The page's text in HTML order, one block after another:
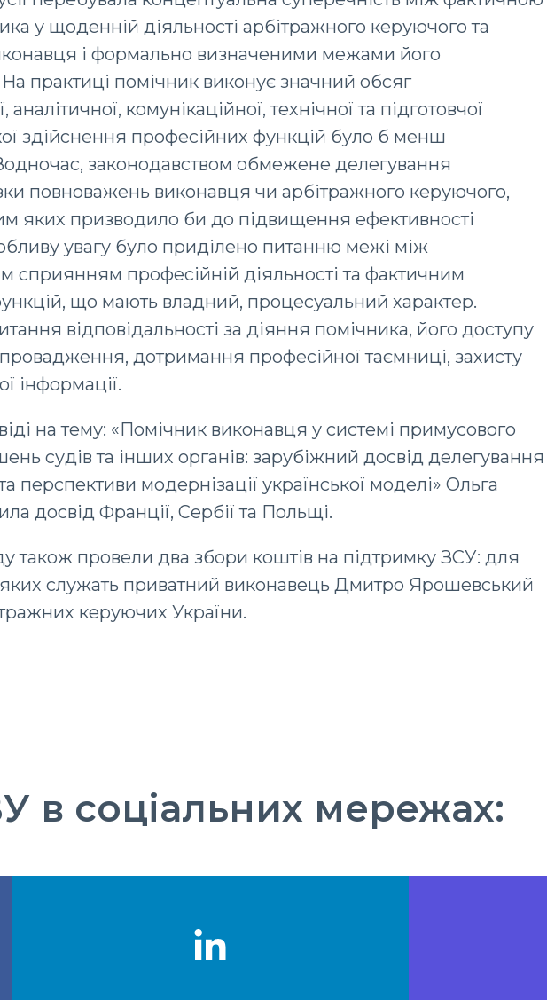
у щоденній діяльності арбітражного керуючого та
і формально визначеними межами його
практиці помічник виконує значний обсяг
аналітичної, комунікаційної, технічної та підготовчої
здійснення професійних функцій було б менш
законодавством обмежене делегування
повноважень виконавця чи арбітражного керуючого,
яких призводило би до підвищення ефективності
увагу було приділено питанню межі між
сприянням професійній діяльності та фактичним
що мають владний, процесуальний характер.
відповідальності за діяння помічника, його доступу
провадження, дотримання професійної таємниці, захисту
інформації.
на тему: «Помічник виконавця у системі примусового
судів та інших органів: зарубіжний досвід делегування
перспективи модернізації української моделі» Ольга
досвід Франції, Сербії та Польщі.
також провели два збори коштів на підтримку ЗСУ: для
яких служать приватний виконавець Дмитро Ярошевський
керуючих України.
в соціальних мережах: